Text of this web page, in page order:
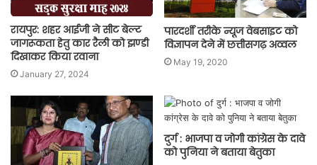
रायपुर: शहर आईजी ने सीट बेल्ट
जागरूकता हेतु कार रैली को झण्डी
दिखाकर किया रवाना
January 27, 2024
पारदर्शी तरीके न्यूज वेबसाइट को
विज्ञापन देने में छत्तीसगढ़ अव्वल
May 19, 2020
दुर्ग : भाजपा व जोगी कांग्रेस के दावे
को पुनिया ने बताया बेतुका